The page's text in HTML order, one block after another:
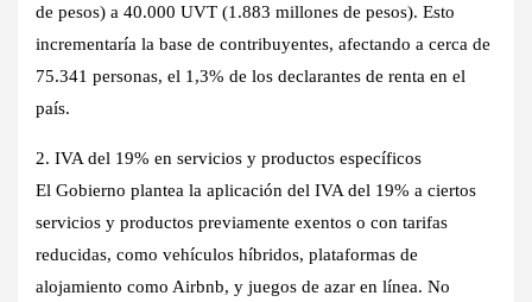
de pesos) a 40.000 UVT (1.883 millones de pesos). Esto
incrementaría la base de contribuyentes, afectando a cerca de
75.341 personas, el 1,3% de los declarantes de renta en el
país.
2. IVA del 19% en servicios y productos específicos
El Gobierno plantea la aplicación del IVA del 19% a ciertos
servicios y productos previamente exentos o con tarifas
reducidas, como vehículos híbridos, plataformas de
alojamiento como Airbnb, y juegos de azar en línea. No